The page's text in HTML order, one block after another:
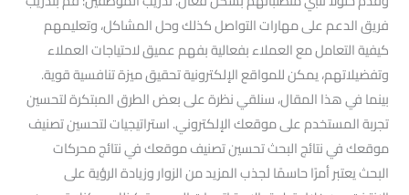
فريق الدعم على مهارات التواصل كذلك وحل المشاكل، وتعليمهم
كيفية التعامل مع العملاء بفعالية بفهم عميق لاحتياجات العملاء
وتفضيلاتهم، يمكن للمواقع الإلكترونية تحقيق ميزة تنافسية قوية.
بينما في هذا المقال، سنلقي نظرة على بعض الطرق المبتكرة لتحسين
تجربة المستخدم على موقعك الإلكتروني. استراتيجيات لتحسين تصنيف
موقعك في نتائج البحث تحسين تصنيف موقعك في نتائج محركات
البحث يعتبر أمرًا حاسمًا لجذب المزيد من الزوار وزيادة الرؤية على